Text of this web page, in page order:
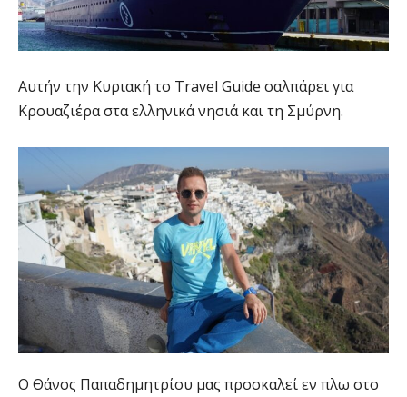
Αυτήν την Κυριακή το Travel Guide σαλπάρει για
Κρουαζιέρα στα ελληνικά νησιά και τη Σμύρνη.
Ο Θάνος Παπαδημητρίου μας προσκαλεί εν πλω στο